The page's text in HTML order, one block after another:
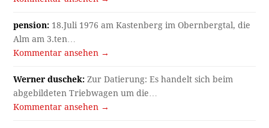
pension: 18.Juli 1976 am Kastenberg im Obernbergtal, die
Alm am 3.ten…
Kommentar ansehen →
Werner duschek: Zur Datierung: Es handelt sich beim
abgebildeten Triebwagen um die…
Kommentar ansehen →